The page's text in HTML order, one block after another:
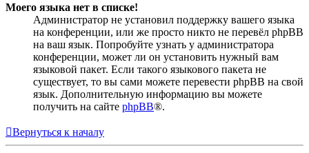
Моего языка нет в списке!
Администратор не установил поддержку вашего языка
на конференции, или же просто никто не перевёл phpBB
на ваш язык. Попробуйте узнать у администратора
конференции, может ли он установить нужный вам
языковой пакет. Если такого языкового пакета не
существует, то вы сами можете перевести phpBB на свой
язык. Дополнительную информацию вы можете
получить на сайте phpBB®.
Вернуться к началу